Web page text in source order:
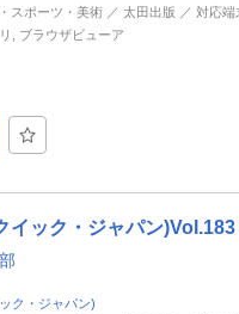
スポーツ・美術 ／ 太田出版 ／ 対応端
, ブラウザビューア
ック・ジャパン
ク・ジャパン)